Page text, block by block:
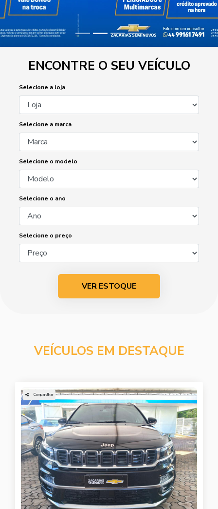
ENCONTRE O SEU VEÍCULO
Selecione a loja
Selecione a marca
Selecione o modelo
Selecione o ano
Selecione o preço
VER ESTOQUE
VEÍCULOS EM DESTAQUE
Compartilhar